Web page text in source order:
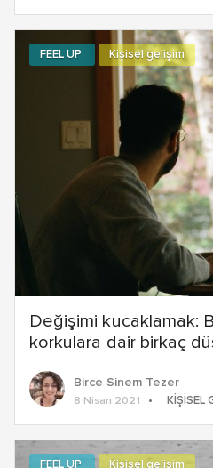
Değişimi kucaklamak:
korkulara dair birkaç
FEEL UP Kişisel gelişim
Birce Sinem Tezer
8 Nisan 2021 KIŞISEL
FEEL UP Kişisel gelişim